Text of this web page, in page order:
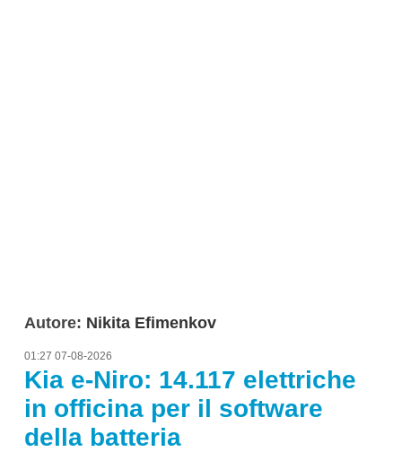
Autore: Nikita Efimenkov
01:27 07-08-2026
Kia e-Niro: 14.117 elettriche
in officina per il software
della batteria